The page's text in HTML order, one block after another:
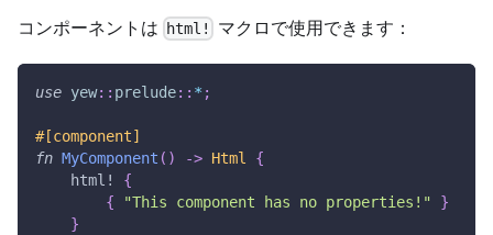
コンポーネントは html! マクロで使用できます：
use yew:: prelude:: * ;
#[component]
fn MyComponent ( ) -> Html
{
html!
{
{
"This component has no properties!"
}
}